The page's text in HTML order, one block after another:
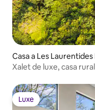
Casa a Les
cipality
Xalet de luxe, casa
Luxe
Luxe